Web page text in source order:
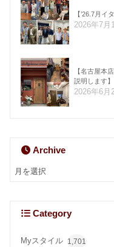
【’26.7月イ
2026年7月
【名古屋本
説明します】
2026年6月
Archive
Category
Myスタイル 1,701